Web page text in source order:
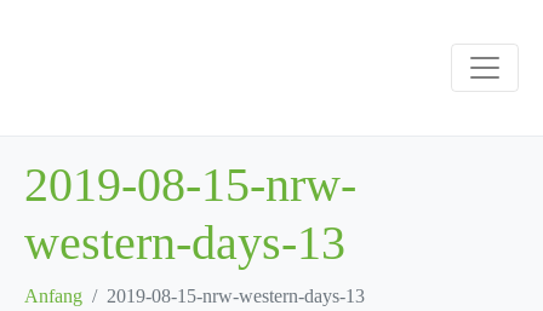
2019-08-15-nrw-
western-days-13
Anfang 2019-08-15-nrw-western-days-13